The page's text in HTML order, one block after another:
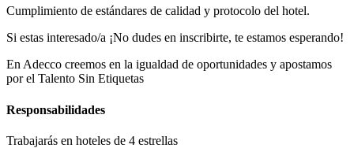
Cumplimiento de estándares de calidad y protocolo del hotel.
Si estas interesado/a ¡No dudes en inscribirte, te estamos esperando!
En Adecco creemos en la igualdad de oportunidades y apostamos
por el Talento Sin Etiquetas
Responsabilidades
Trabajarás en hoteles de 4 estrellas